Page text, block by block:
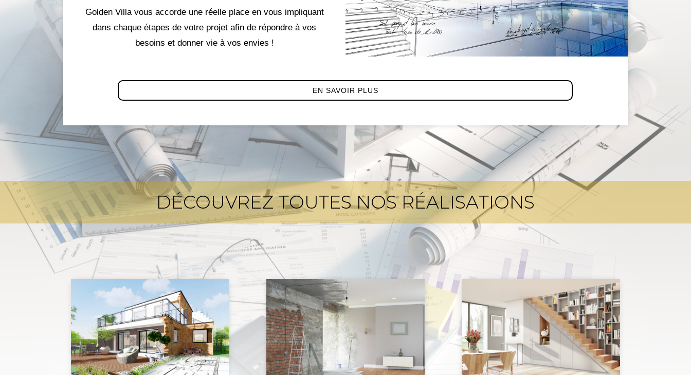
Golden Villa vous accorde une réelle place en vous impliquant
dans chaque étapes de votre projet afin de répondre à vos
besoins et donner vie à vos envies !
EN SAVOIR PLUS
DÉCOUVREZ TOUTES NOS RÉALISATIONS